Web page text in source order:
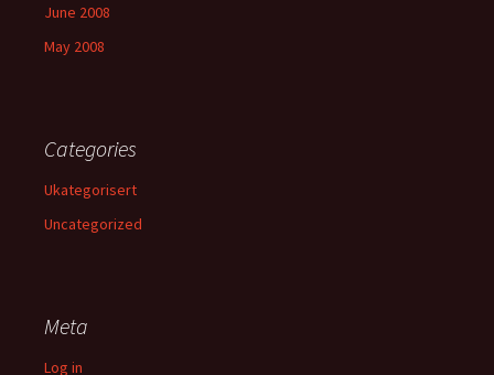
June 2008
May 2008
Categories
Ukategorisert
Uncategorized
Meta
Log in